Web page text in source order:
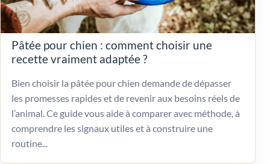
Pâtée pour chien : comment choisir une
recette vraiment adaptée ?
Bien choisir la pâtée pour chien demande de dépasser
les promesses rapides et de revenir aux besoins réels de
l’animal. Ce guide vous aide à comparer avec méthode, à
comprendre les signaux utiles et à construire une
routine...